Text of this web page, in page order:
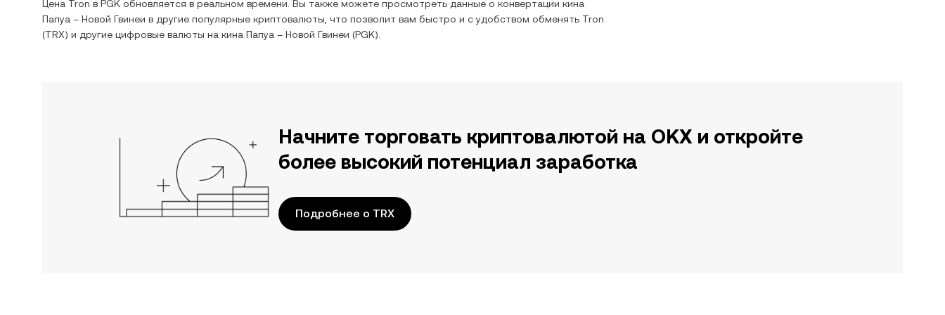
Цена Tron в PGK обновляется в реальном времени. Вы также можете просмотреть данные о конвертации кина
Папуа – Новой Гвинеи в другие популярные криптовалюты, что позволит вам быстро и с удобством обменять Tron
(TRX) и другие цифровые валюты на кина Папуа – Новой Гвинеи (PGK).
Начните торговать криптовалютой на OKX и откройте
более высокий потенциал заработка
Подробнее о TRX